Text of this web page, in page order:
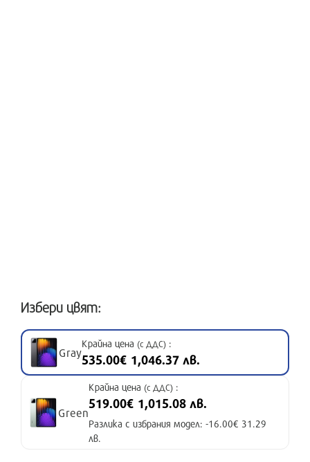
Избери цвят:
Gray
Крайна цена (с ДДС) :
535.00€ 1,046.37 лв.
Green
Крайна цена (с ДДС) :
519.00€ 1,015.08 лв.
Разлика с избрания модел: -16.00€ 31.29
лв.